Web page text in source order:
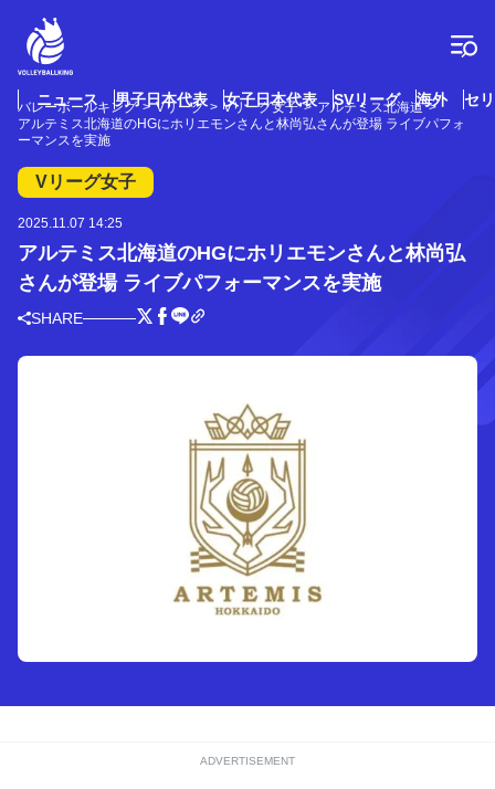
ニュース 男子日本代表 女子日本代表 SVリーグ 海外 セ
バレーボールキング Vリーグ Vリーグ女子
アルテミス北海道
アルテミス北海道のHGにホリエモンさんと林尚弘さんが登場 ライブパフォ
ーマンスを実施
Vリーグ女子
2025.11.07 14:25
アルテミス北海道のHGにホリエモンさんと林尚弘
さんが登場 ライブパフォーマンスを実施
SHARE
ADVERTISEMENT